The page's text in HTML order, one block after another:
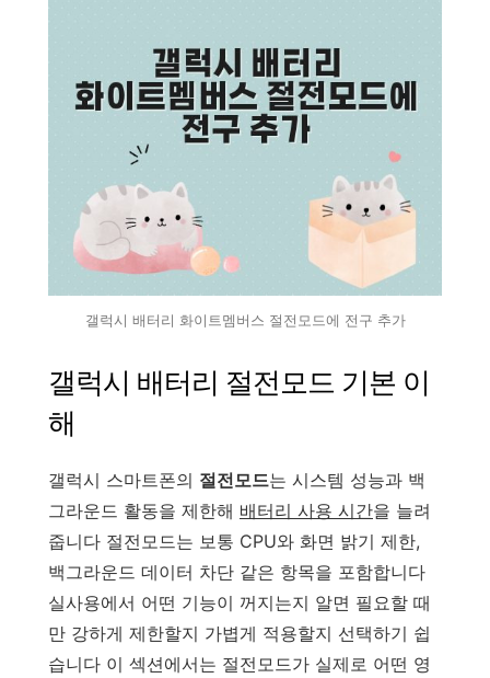
갤럭시 배터리 화이트멤버스 절전모드에 전구 추가
갤럭시 배터리 절전모드 기본 이
해
갤럭시 스마트폰의 절전모드는 시스템 성능과 백
그라운드 활동을 제한해 배터리 사용 시간을 늘려
줍니다 절전모드는 보통 CPU와 화면 밝기 제한,
백그라운드 데이터 차단 같은 항목을 포함합니다
실사용에서 어떤 기능이 꺼지는지 알면 필요할 때
만 강하게 제한할지 가볍게 적용할지 선택하기 쉽
습니다 이 섹션에서는 절전모드가 실제로 어떤 영